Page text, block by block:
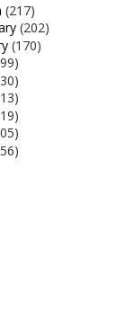
(217)
(202)
(170)